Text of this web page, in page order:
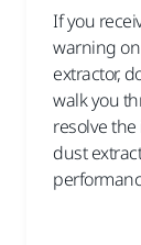
If you
warning on
extractor,
walk you
resolve
dust